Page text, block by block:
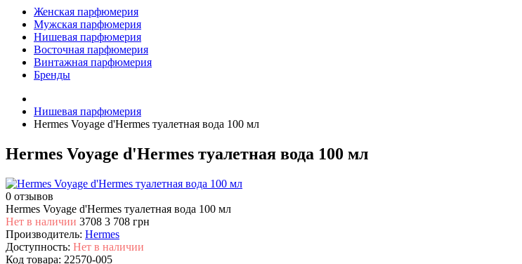
Женская парфюмерия
Мужская парфюмерия
Нишевая парфюмерия
Восточная парфюмерия
Винтажная парфюмерия
Бренды
Нишевая парфюмерия
Hermes Voyage d'Hermes туалетная вода 100 мл
Hermes Voyage d'Hermes туалетная вода 100 мл
0 отзывов
Hermes Voyage d'Hermes туалетная вода 100 мл
Нет в наличии 3708 3 708 грн
Производитель: Hermes
Доступность: Нет в наличии
Код товара: 22570-005